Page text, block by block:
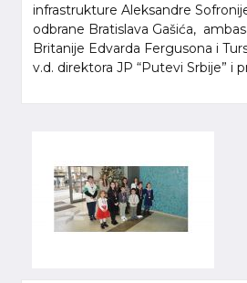
infrastrukture Aleksandre
odbrane Bratislava Gašića,
Britanije Edvarda Fergusona i
v.d. direktora JP “Putevi Srbije” i